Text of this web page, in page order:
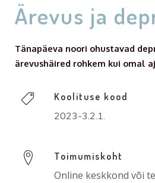
Ärevus ja
Tänapäeva noori ohustavad
ärevushäired rohkem kui omal
Koolituse kood
2023-3.2.1.
Toimumiskoht
Online keskkond või